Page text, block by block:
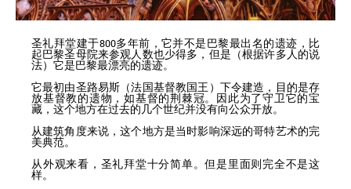
圣礼拜堂建于800多年前，它并不是巴黎最出名的遗迹，比
起巴黎圣母院来参观人数也少得多，但是（根据许多人的说
法）它是巴黎最漂亮的遗迹。
它最初由圣路易斯（法国基督教国王）下令建造，目的是存
放基督教的遗物，如基督的荆棘冠。因此为了守卫它的宝
藏，这个地方在过去的几个世纪并没有向公众开放。
从建筑角度来说，这个地方是当时影响深远的哥特艺术的完
美典范。
从外观来看，圣礼拜堂十分简单。但是里面则完全不是这
样。